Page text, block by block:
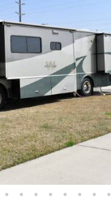
• • • • • • • •